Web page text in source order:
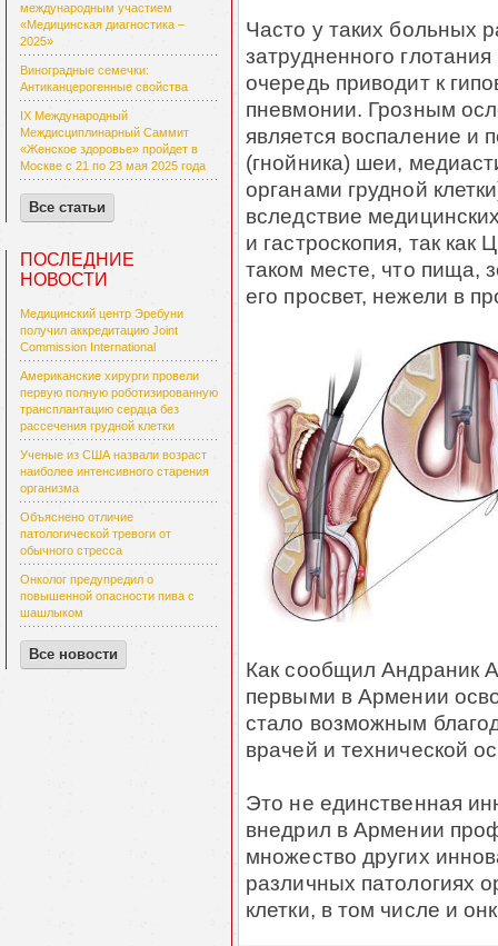
международным участием
«Медицинская диагностика –
2025»
Виноградные семечки:
Антиканцерогенные свойства
IX Международный
Междисциплинарный Саммит
«Женское здоровье» пройдет в
Москве с 21 по 23 мая 2025 года
Все статьи
ПОСЛЕДНИЕ
НОВОСТИ
Медицинский центр Эребуни
получил аккредитацию Joint
Commission International
Американские хирурги провели
первую полную роботизированную
трансплантацию сердца без
рассечения грудной клетки
Ученые из США назвали возраст
наиболее интенсивного старения
организма
Объяснено отличие
патологической тревоги от
обычного стресса
Онколог предупредил о
повышенной опасности пива с
шашлыком
Все новости
Часто у таких больных
затрудненного
очередь приводит к
пневмонии. Грозным
является воспаление
(гнойника) шеи,
органами грудной
вследствие
и гастроскопия, так
таком месте, что пища,
его просвет, нежели в
Как сообщил Андраник
первыми в Армении
стало возможным
врачей и технической
Это не единственная
внедрил в Армении
множество других
различных патологиях
клетки, в том числе и